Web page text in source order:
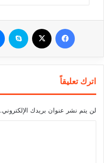
اترك تعليقاً
لن يتم نشر عنوان بريدك الإلكتروني.